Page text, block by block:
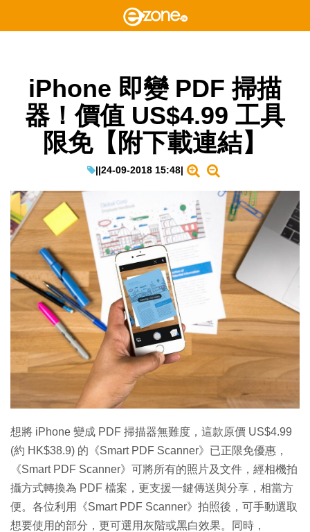
iPhone 即變 PDF 掃描
器！價值 US$4.99 工具
限免【附下載連結】
||24-09-2018 15:48|
想將 iPhone 變成 PDF 掃描器無難度，這款原價 US$4.99
(約 HK$38.9) 的《Smart PDF Scanner》已正限免優惠，
《Smart PDF Scanner》可將所有的照片及文件，經相機拍
攝方式轉換為 PDF 檔案，更支援一鍵傳送與分享，相當方
便。各位利用《Smart PDF Scanner》拍照後，可手動選取
想要使用的部分，更可選用灰階或黑白效果。同時，